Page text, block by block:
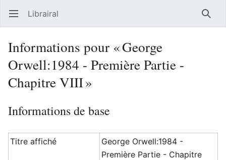
Ouvrir le menu principal Librairal
Informations pour « George
Orwell:1984 - Première Partie -
Chapitre VIII »
Informations de base
Titre affiché
George Orwell:1984 -
Première Partie - Chapitre